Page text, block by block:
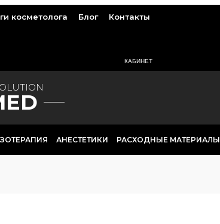
косметолога Блог Контакты
КАБИНЕТ
АНЕСТЕТИКИ РАСХОДНЫЕ МАТЕРИАЛЫ